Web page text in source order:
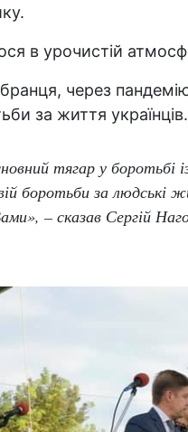
в урочистій
через
за життя українців.
тягар у
боротьби за людські
– сказав Сергій